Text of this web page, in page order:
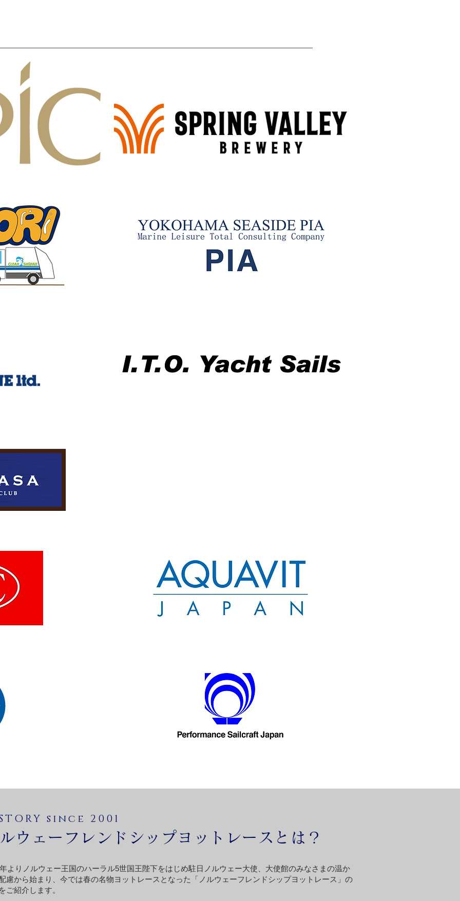
since 2001
ウェーフレンドシップヨットレースとは？
よりノルウェー王国のハーラル5世国王陛下をはじめ駐日ノルウェー大使、大使館のみなさまの温か
慮から始まり、今では春の名物ヨットレースとなった「ノルウェーフレンドシップヨットレース」の
ご紹介します。